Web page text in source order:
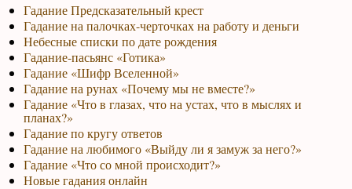
Гадание Предсказательный крест
Гадание на палочках-черточках на работу и деньги
Небесные списки по дате рождения
Гадание-пасьянс «Готика»
Гадание «Шифр Вселенной»
Гадание на рунах «Почему мы не вместе?»
Гадание «Что в глазах, что на устах, что в мыслях и
планах?»
Гадание по кругу ответов
Гадание на любимого «Выйду ли я замуж за него?»
Гадание «Что со мной происходит?»
Новые гадания онлайн